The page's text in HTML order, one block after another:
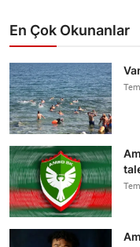
En Çok Okunanlar